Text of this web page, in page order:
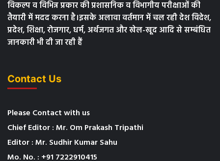
विकल्प व विभिन्न प्रकार की प्रशासनिक व विभागीय परीक्षाओं की
तैयारी में मदद करना है।इसके अलावा वर्तमान में चल रही देश विदेश,
प्रदेश, शिक्षा, रोजगार, धर्म, अर्थजगत और खेल-खूद आदि से सम्बंधित
जानकारी भी दी जा रही हैं
Contact Us
Please Contact with us
Chief Editor : Mr. Om Prakash Tripathi
Editor : Mr. Sudhir Kumar Sahu
Mo. No. : +91 7222910415